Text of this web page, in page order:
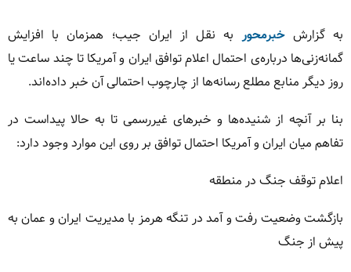
به گزارشخبرمحور به نقل از ایران جیب؛ همزمان با افزایش
گمانه‌زنی‌ها درباره‌ی احتمال اعلام توافق ایران و آمریکا تا چند ساعت یا
روز دیگر منابع مطلع رسانه‌ها از چارچوب احتمالی آن خبر داده‌اند.
بنا بر آنچه از شنیده‌ها و خبرهای غیررسمی تا به حالا پیداست در
تفاهم میان ایران و آمریکا احتمال توافق بر روی این موارد وجود دارد:
اعلام توقف جنگ در منطقه
بازگشت وضعیت رفت و آمد در تنگه هرمز با مدیریت ایران و عمان به
پیش از جنگ